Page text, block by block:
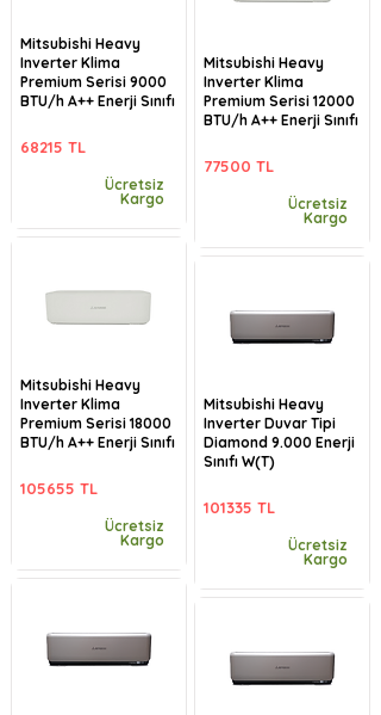
Mitsubishi Heavy
Inverter Klima
Premium Serisi 9000
BTU/h A++ Enerji Sınıfı
68215 TL
Ücretsiz
Kargo
Mitsubishi Heavy
Inverter Klima
Premium Serisi 18000
BTU/h A++ Enerji Sınıfı
105655 TL
Ücretsiz
Kargo
Mitsubishi Heavy
Inverter Klima
Premium Serisi 12000
BTU/h A++ Enerji Sınıfı
77500 TL
Ücretsiz
Kargo
Mitsubishi Heavy
Inverter Duvar Tipi
Diamond 9.000 Enerji
Sınıfı W(T)
101335 TL
Ücretsiz
Kargo